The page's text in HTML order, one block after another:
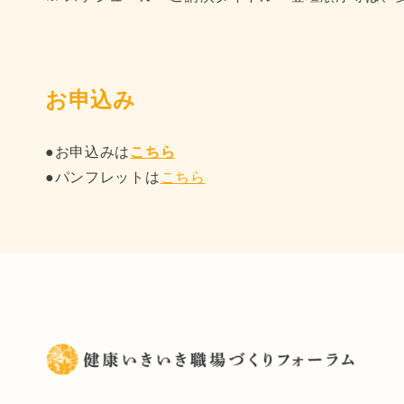
お申込み
●お申込みは こちら
●パンフレットは こちら